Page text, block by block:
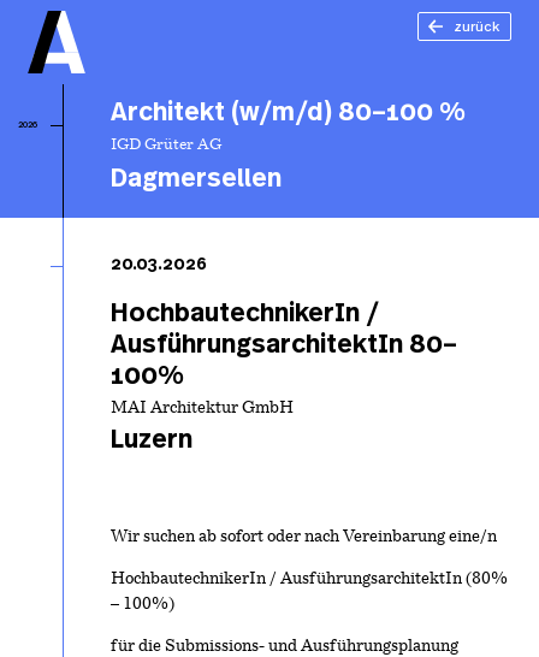
zurück
2026 Architekt (w/m/d) 80–100 %
IGD Grüter AG
Dagmersellen
20.03.2026
HochbautechnikerIn /
AusführungsarchitektIn 80–
100%
MAI Architektur GmbH
Luzern
Wir suchen ab sofort oder nach Vereinbarung eine/n
HochbautechnikerIn / AusführungsarchitektIn (80%
– 100%)
für die Submissions- und Ausführungsplanung